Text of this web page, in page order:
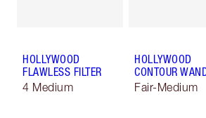
HOLLYWOOD
FLAWLESS FILTER
4 Medium
HOLLYWOOD
CONTOUR
Fair-Medium